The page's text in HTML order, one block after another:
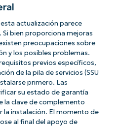
actualización parece
bien proporciona mejoras
preocupaciones sobre
y los posibles problemas.
previos específicos,
de la pila de servicios (SSU
primero. Las
su estado de garantía
la clave de complemento
la instalación. El momento de
al final del apoyo de